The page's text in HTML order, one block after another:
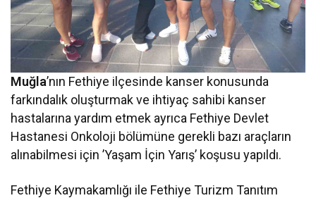
Muğla’nın Fethiye ilçesinde kanser konusunda
farkındalık oluşturmak ve ihtiyaç sahibi kanser
hastalarına yardım etmek ayrıca Fethiye Devlet
Hastanesi Onkoloji bölümüne gerekli bazı araçların
alınabilmesi için ’Yaşam İçin Yarış’ koşusu yapıldı.
Fethiye Kaymakamlığı ile Fethiye Turizm Tanıtım